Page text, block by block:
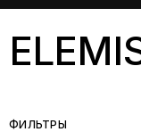
ФИЛЬТРЫ